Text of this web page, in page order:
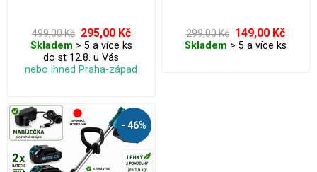
jsou kalené pro vyšší odolnost
vůči opotřebení a zajišťují hladký
a čistý řez i u tvrdších větví.
Určeno pro přesnou výměnu,
kompatibilní se standardními
modely aku nůžek. Ideální pro
499,00 Kč 295,00 Kč
Skladem > 5 a více ks
do st 12.8. u Vás
nebo ihned Praha-západ
vysokou odolnost proti opotřebení
a maximální řezný výkon.
299,00 Kč 149,00 Kč
Skladem > 5 a více ks
- 46%